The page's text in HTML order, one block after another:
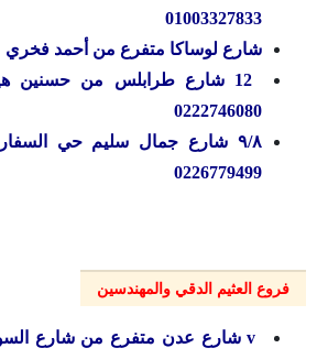
01003327833
شارع لوساكا متفرع من أحمد فخري
0222746080
0226779499
فروع العثيم الدقي والمهندسين